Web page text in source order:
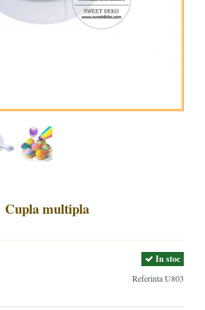
Cupla multipla
ReferintaU803
In stoc